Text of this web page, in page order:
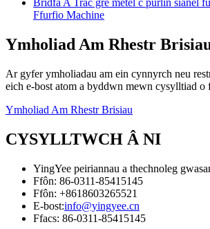
Bridfa A Trac gre metel c purlin sianel
Ffurfio Machine
Ymholiad Am Rhestr
Ar gyfer ymholiadau am ein cynnyrch neu
eich e-bost atom a byddwn mewn cysylltiad o
Ymholiad Am Rhestr Brisiau
CYSYLLTWCH Â NI
YingYee peiriannau a thechnoleg
Ffôn: 86-0311-85415145
Ffôn: +8618603265521
E-bost:info@yingyee.cn
Ffacs: 86-0311-85415145